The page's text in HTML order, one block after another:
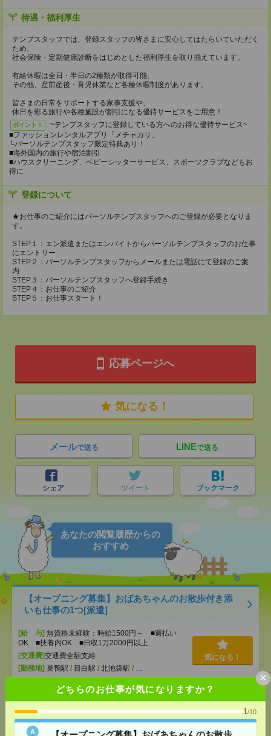
どちらのお仕事が気になりますか？
1/10
×
待遇・福利厚生
テンプスタッフでは、登録スタッフの皆さまに安心してはたらいていただく
ため、
社会保険・定期健康診断をはじめとした福利厚生を取り揃えています。
有給休暇は全日・半日の2種類が取得可能、
その他、産前産後・育児休業など各種休暇制度があります。
皆さまの日常をサポートする家事支援や、
休日を彩る旅行や各種施設が割引になる優待サービスをご用意！
ポイント！
~テンプスタッフに登録している方へのお得な優待サービス~
■ファッションレンタルアプリ「メチャカリ」
└パーソルテンプスタッフ限定特典あり！
■海外国内の旅行や宿泊割引
■ハウスクリーニング、ベビーシッターサービス、スポーツクラブなどもお
得に
登録について
★お仕事のご紹介にはパーソルテンプスタッフへのご登録が必要となりま
す。
STEP１：エン派遣またはエンバイトからパーソルテンプスタッフのお仕事
にエントリー
STEP２：パーソルテンプスタッフからメールまたは電話にて登録のご案
内
STEP３：パーソルテンプスタッフへ登録手続き
STEP４：お仕事のご紹介
STEP５：お仕事スタート！
応募ページへ
気になる！
メールで送る LINEで送る
シェア ツイート ブックマーク
あなたの閲覧履歴からの
おすすめ
【オープニング募集】おばあちゃんのお散歩付き添
いも仕事の1つ[派遣]
[給 与] 無資格未経験：時給1500円～ ■週払い
OK ■扶養内OK ■日収1万2000円以上
[交通費]交通費全額支給
[勤務地] 巣鴨駅 / 目白駅 / 北池袋駅 / …
気になる！
説明会参加で全員に【現金2千円相当プレゼント】生
活のお手伝い[派遣]
[給 与]
無資格未経験：時給1500円～ ■週払い